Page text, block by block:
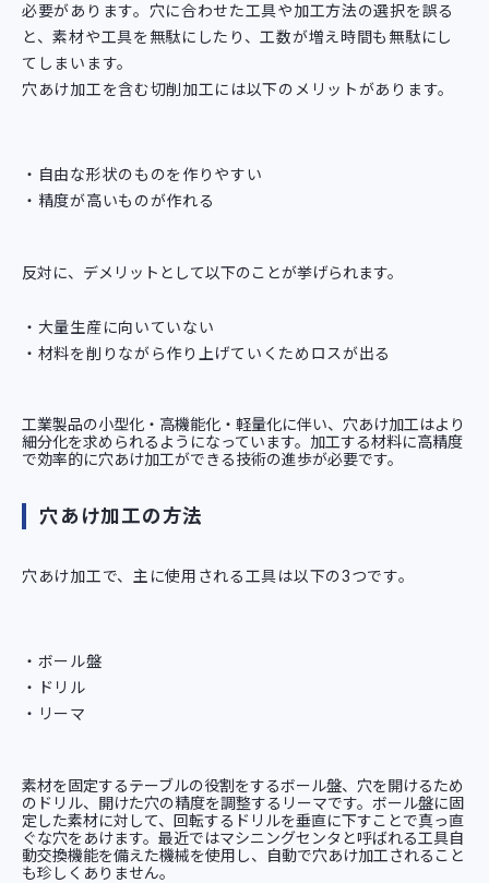
必要があります。穴に合わせた工具や加工方法の選択を誤る
と、素材や工具を無駄にしたり、工数が増え時間も無駄にし
てしまいます。
穴あけ加工を含む切削加工には以下のメリットがあります。
自由な形状のものを作りやすい
精度が高いものが作れる
反対に、デメリットとして以下のことが挙げられます。
大量生産に向いていない
材料を削りながら作り上げていくためロスが出る
工業製品の小型化・高機能化・軽量化に伴い、穴あけ加工はより
細分化を求められるようになっています。加工する材料に高精度
で効率的に穴あけ加工ができる技術の進歩が必要です。
穴あけ加工の方法
穴あけ加工で、主に使用される工具は以下の3つです。
ボール盤
ドリル
リーマ
素材を固定するテーブルの役割をするボール盤、穴を開けるため
のドリル、開けた穴の精度を調整するリーマです。ボール盤に固
定した素材に対して、回転するドリルを垂直に下すことで真っ直
ぐな穴をあけます。最近ではマシニングセンタと呼ばれる工具自
動交換機能を備えた機械を使用し、自動で穴あけ加工されること
も珍しくありません。